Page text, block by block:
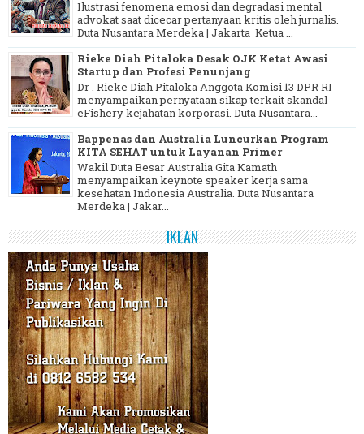
Ilustrasi fenomena emosi dan degradasi mental
advokat saat dicecar pertanyaan kritis oleh jurnalis.
Duta Nusantara Merdeka | Jakarta Ketua ...
Rieke Diah Pitaloka Desak OJK Ketat Awasi
Startup dan Profesi Penunjang
Dr . Rieke Diah Pitaloka Anggota Komisi 13 DPR RI
menyampaikan pernyataan sikap terkait skandal
eFishery kejahatan korporasi. Duta Nusantara...
Bappenas dan Australia Luncurkan Program
KITA SEHAT untuk Layanan Primer
Wakil Duta Besar Australia Gita Kamath
menyampaikan keynote speaker kerja sama
kesehatan Indonesia Australia. Duta Nusantara
Merdeka | Jakar...
IKLAN